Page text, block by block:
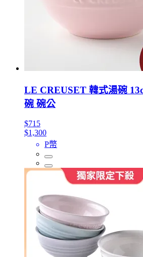
LE CREUSET 韓式湯碗
碗 碗公
$715
$1,300
P幣